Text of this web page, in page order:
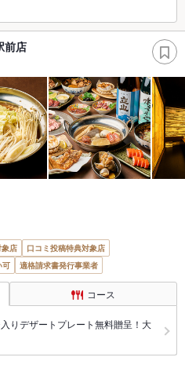
前店
象店
口コミ投稿特典対象店
可 適格請求書発行事業者
コース
りデザートプレート無料贈呈！大